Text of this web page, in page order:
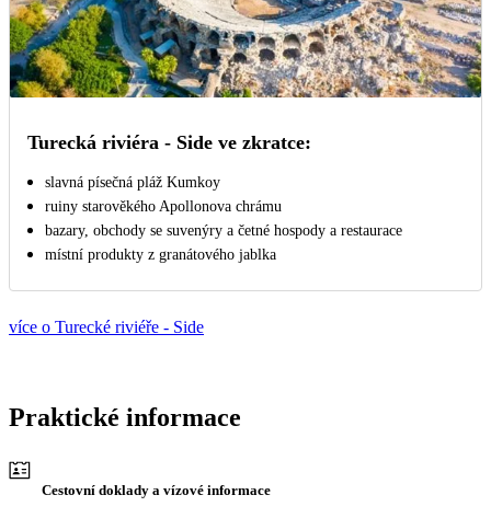
Turecká riviéra - Side ve zkratce:
slavná písečná pláž Kumkoy
ruiny starověkého Apollonova chrámu
bazary, obchody se suvenýry a četné hospody a restaurace
místní produkty z granátového jablka
více o Turecké riviéře - Side
Praktické informace
Cestovní doklady a vízové informace